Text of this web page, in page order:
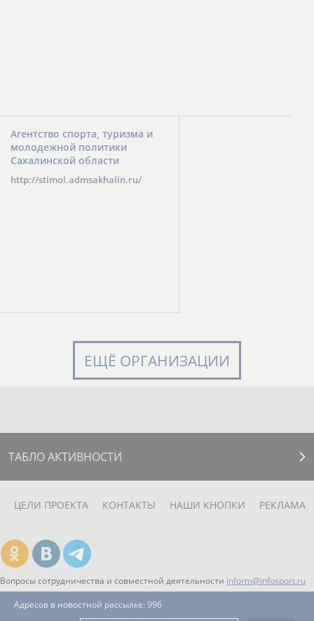
Агентство спорта, туризма и
молодежной политики
Сахалинской области
http://stimol.admsakhalin.ru/
ЕЩЁ ОРГАНИЗАЦИИ
ТАБЛО АКТИВНОСТИ
ЦЕЛИ ПРОЕКТА КОНТАКТЫ НАШИ КНОПКИ РЕКЛАМА
Вопросы сотрудничества и совместной деятельности inform@infosport.ru
Адресов в новостной рассылке: 996